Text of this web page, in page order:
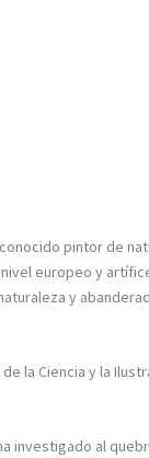
pintor de
europeo y
y
la Ciencia y la
investigado al